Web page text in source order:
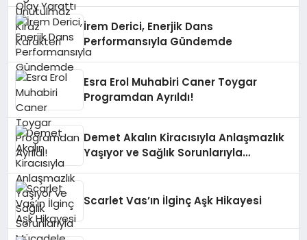
İrem Derici, Enerjik Dans
Performansıyla Gündemde
Esra Erol Muhabiri Caner Toygar
Programdan Ayrıldı!
Demet Akalın Kiracısıyla Anlaşmazlık
Yaşıyor ve Sağlık Sorunlarıyla
Scarlet Vas’ın İlginç Aşk Hikayesi